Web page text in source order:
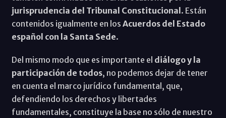
jurisprudencia del Tribunal Constitucional . Están
contenidos igualmente en los Acuerdos del Estado
español con la Santa Sede.
Del mismo modo que es importante el diálogo y la
participación de todos, no podemos dejar de tener
en cuenta el marco jurídico fundamental, que,
defendiendo los derechos y libertades
fundamentales, constituye la base no sólo de nuestro